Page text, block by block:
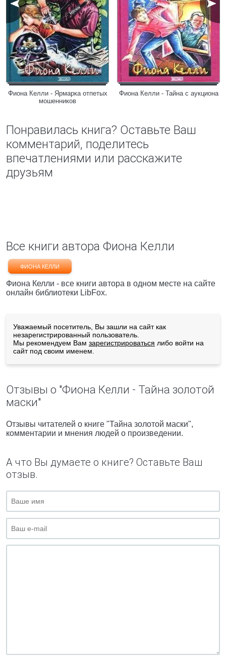
Фиона Келли - Ярмарка отпетых
мошенников
Фиона Келли - Тайна с аукциона
Понравилась книга? Оставьте Ваш
комментарий, поделитесь
впечатлениями или расскажите
друзьям
Все книги автора Фиона Келли
ФИОНА КЕЛЛИ
Фиона Келли - все книги автора в одном месте на сайте
онлайн библиотеки LibFox.
Уважаемый посетитель, Вы зашли на сайт как
незарегистрированный пользователь.
Мы рекомендуем Вам зарегистрироваться либо войти на
сайт под своим именем.
Отзывы о "Фиона Келли - Тайна золотой
маски"
Отзывы читателей о книге "Тайна золотой маски",
комментарии и мнения людей о произведении.
А что Вы думаете о книге? Оставьте Ваш
отзыв.